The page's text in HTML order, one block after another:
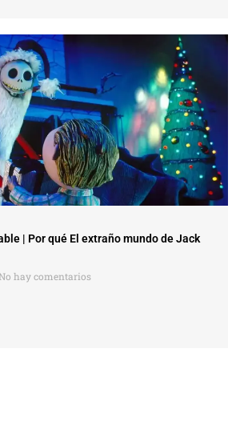
| Por qué El extraño mundo de Jack
No hay comentarios